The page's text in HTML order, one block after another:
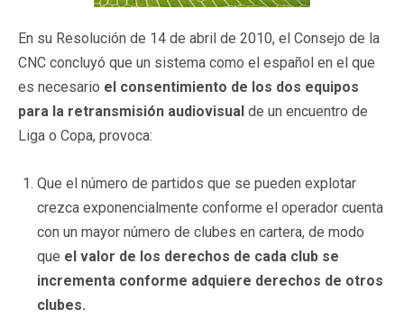
En su Resolución de 14 de abril de 2010, el Consejo de la
CNC concluyó que un sistema como el español en el que
es necesario el consentimiento de los dos equipos
para la retransmisión audiovisual de un encuentro de
Liga o Copa, provoca:
Que el número de partidos que se pueden explotar
crezca exponencialmente conforme el operador cuenta
con un mayor número de clubes en cartera, de modo
que el valor de los derechos de cada club se
incrementa conforme adquiere derechos de otros
clubes.